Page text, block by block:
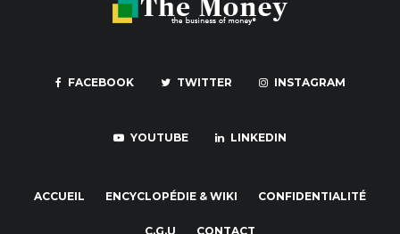
FACEBOOK TWITTER INSTAGRAM
YOUTUBE LINKEDIN
ACCUEIL ENCYCLOPÉDIE & WIKI CONFIDENTIALITÉ
C.G.U CONTACT